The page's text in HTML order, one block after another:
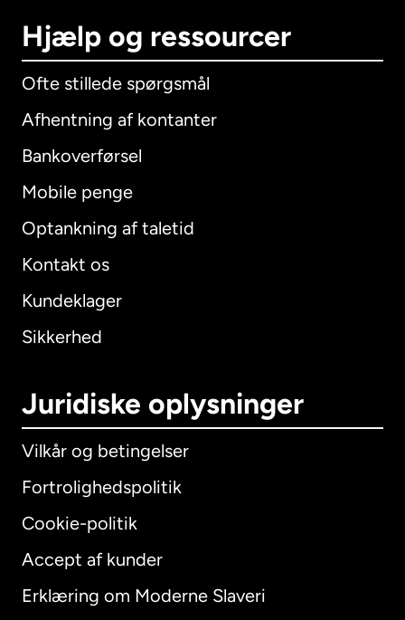
Hjælp og ressourcer
Ofte stillede spørgsmål
Afhentning af kontanter
Bankoverførsel
Mobile penge
Optankning af taletid
Kontakt os
Kundeklager
Sikkerhed
Juridiske oplysninger
Vilkår og betingelser
Fortrolighedspolitik
Cookie-politik
Accept af kunder
Erklæring om Moderne Slaveri
International English